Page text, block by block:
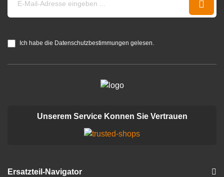
Ich habe die Datenschutzbestimmungen gelesen.
Unserem Service Konnen Sie Vertrauen
Ersatzteil-Navigator